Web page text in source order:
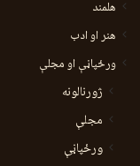
هلمند
هنر او ادب
ورځپاڼې او مجلې
ژورنالونه
مجلې
ورځپاڼې